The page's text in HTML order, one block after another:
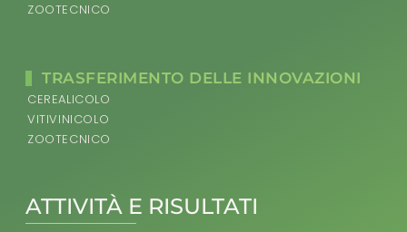
ATTIVITÀ E RISULTATI
ZOOTECNICO
TRASFERIMENTO DELLE INNOVAZIONI
CEREALICOLO
VITIVINICOLO
ZOOTECNICO